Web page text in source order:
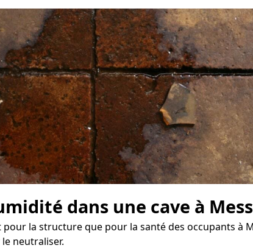
dans une cave à
la structure que pour la santé des occupants à
neutraliser.